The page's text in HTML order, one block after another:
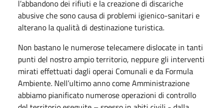
l’abbandono dei rifiuti e la creazione di discariche
abusive che sono causa di problemi igienico-sanitari e
alterano la qualità di destinazione turistica.
Non bastano le numerose telecamere dislocate in tanti
punti del nostro ampio territorio, neppure gli interventi
mirati effettuati dagli operai Comunali e da Formula
Ambiente. Nell’ultimo anno come Amministrazione
abbiamo pianificato numerose operazioni di controllo